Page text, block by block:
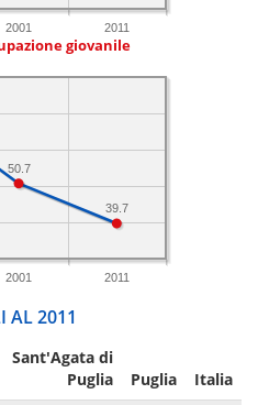
2001 2011
giovanile
2001 2011
39.7
50.7
AL 2011
Sant'Agata di
Puglia
Puglia Italia